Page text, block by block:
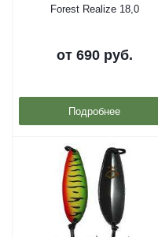
Forest Realize 18,0
от 690 руб.
Подробнее